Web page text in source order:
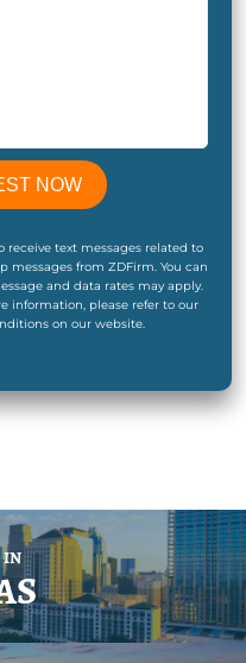
receive text messages related to
from ZDFirm. You can
and data rates may apply.
information, please refer to our
on our website.
IN